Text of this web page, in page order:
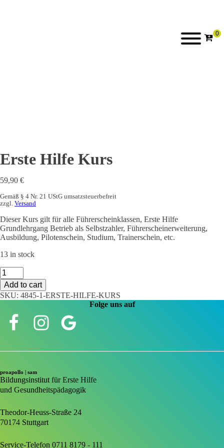
Erste Hilfe Kurs
59,90 €
Gemäß § 4 Nr. 21 UStG umsatzsteuerbefreit
zzgl. Versand
Dieser Kurs gilt für alle Führerscheinklassen, Erste Hilfe
Grundlehrgang Betrieb als Selbstzahler, Führerscheinerweiterung,
Ausbildung, Pilotenschein, Studium, Trainerschein, etc.
13 in stock
Erste
Hilfe
Kurs
quantity
Add to cart
SKU: 4845-1-ERSTE-HILFE-KURS
Folge uns auf
proapollo | sam
Bildungsinstitut für Erste Hilfe
und Gesundheitspädagogik
Theodor-Heuss-Straße 24
70174 Stuttgart
Service-Telefon 0711 8179 - 111